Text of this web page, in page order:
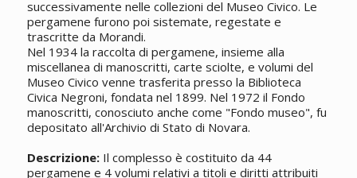
successivamente nelle collezioni del Museo Civico. Le
pergamene furono poi sistemate, regestate e
trascritte da Morandi.
Nel 1934 la raccolta di pergamene, insieme alla
miscellanea di manoscritti, carte sciolte, e volumi del
Museo Civico venne trasferita presso la Biblioteca
Civica Negroni, fondata nel 1899. Nel 1972 il Fondo
manoscritti, conosciuto anche come "Fondo museo", fu
depositato all'Archivio di Stato di Novara.
Descrizione:Il complesso è costituito da 44
pergamene e 4 volumi relativi a titoli e diritti attribuiti